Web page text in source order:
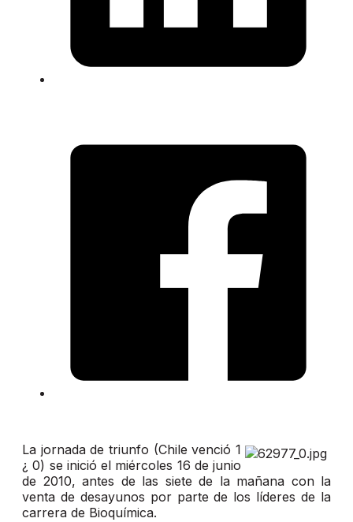
La jornada de triunfo (Chile venció 1
¿ 0) se inició el miércoles 16 de junio
de 2010, antes de las siete de la mañana con la
venta de desayunos por parte de los líderes de la
carrera de Bioquímica.